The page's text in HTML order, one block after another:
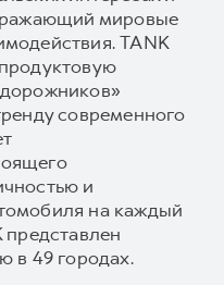
мировые
TANK
современного
и
на каждый
представлен
в 49 городах.